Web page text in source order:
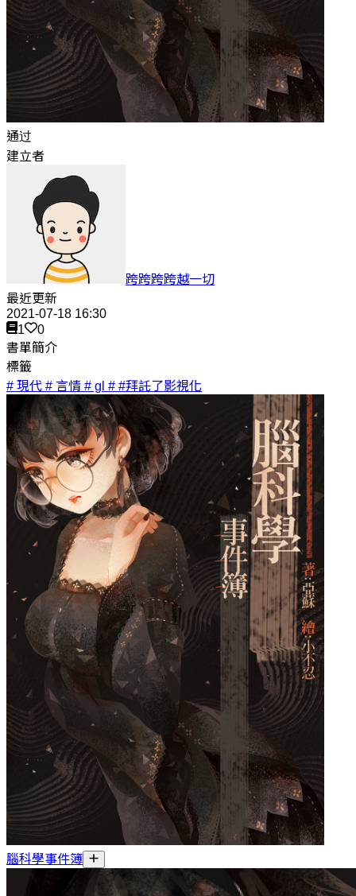
通过
建立者
跨跨跨跨越一切
最近更新
2021-07-18 16:30
1
0
書單簡介
標籤
# 現代 # 言情 # gl # #拜託了影視化
腦科學事件簿